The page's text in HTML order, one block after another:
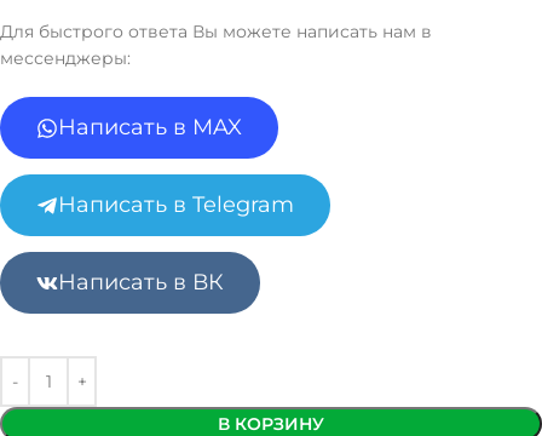
Для быстрого ответа Вы можете написать нам в
мессенджеры:
Написать в MAX
Написать в Telegram
Написать в ВК
В КОРЗИНУ